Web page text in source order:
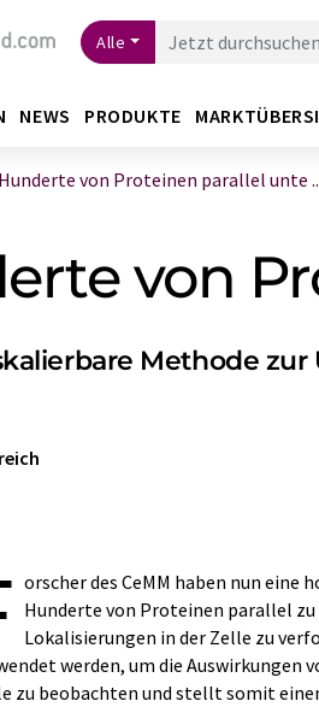
Alle
NEWS PRODUKTE
Hunderte von Proteinen parallel unte
von
Methode
orscher des CeMM haben nun
Hunderte von Proteinen parallel zu
Lokalisierungen in der Zelle zu
werden, um die Auswirkungen
zu beobachten und stellt somit